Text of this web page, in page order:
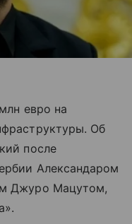
евро на
Об
после
Александаром
Джуро Мацутом,